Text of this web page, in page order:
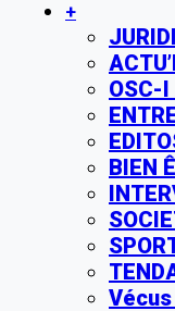
+
OSC-I
BIEN